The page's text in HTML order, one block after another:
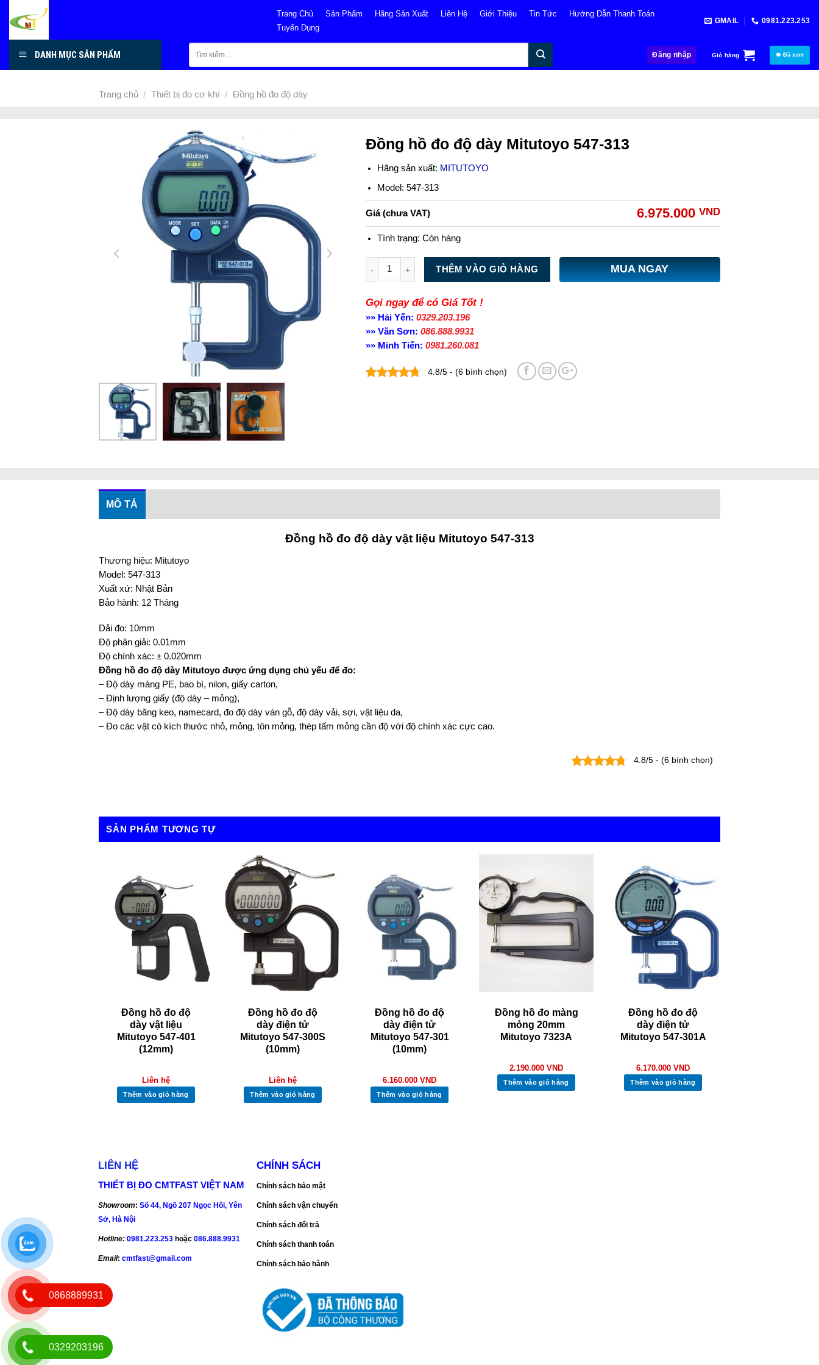
Trang Chủ Sản Phẩm Hãng Sản Xuất Liên Hệ Giới Thiệu Tin Tức
Hướng Dẫn Thanh Toán
Tuyển Dụng
GMAIL 0981.223.253
DANH MỤC SẢN PHẨM Đăng nhập Giỏ hàng 👁 Đã xem
Trang chủ / Thiết bị đo cơ khí / Đồng hồ đo độ dày
Đồng hồ đo độ dày Mitutoyo 547-313
Hãng sản xuất: MITUTOYO
Model: 547-313
Giá (chưa VAT) 6.975.000 VND
Tình trạng: Còn hàng
Số lượng
THÊM VÀO GIỎ HÀNG MUA NGAY
Gọi ngay để có Giá Tốt !
»» Hải Yến: 0329.203.196
»» Văn Sơn: 086.888.9931
»» Minh Tiến: 0981.260.081
4.8/5 - (6 bình chọn)
MÔ TẢ
Đồng hồ đo độ dày vật liệu Mitutoyo 547-313
Thương hiệu: Mitutoyo
Model: 547-313
Xuất xứ: Nhật Bản
Bảo hành: 12 Tháng
Dải đo: 10mm
Độ phân giải: 0.01mm
Độ chính xác: ± 0.020mm
Đồng hồ đo độ dày Mitutoyo được ứng dụng chủ yếu để đo:
– Độ dày màng PE, bao bì, nilon, giấy carton,
– Định lượng giấy (độ dày – mỏng),
– Độ dày băng keo, namecard, đo độ dày ván gỗ, độ dày vải, sợi, vật liệu da,
– Đo các vật có kích thước nhỏ, mỏng, tôn mỏng, thép tấm mỏng cần độ với độ chính xác cực cao.
4.8/5 - (6 bình chọn)
SẢN PHẨM TƯƠNG TỰ
Đồng hồ đo độ
dày vật liệu
Mitutoyo 547-401
(12mm)
Liên hệ
Thêm vào giỏ hàng
Đồng hồ đo độ
dày điện tử
Mitutoyo 547-300S
(10mm)
Liên hệ
Thêm vào giỏ hàng
Đồng hồ đo độ
dày điện tử
Mitutoyo 547-301
(10mm)
6.160.000 VND
Thêm vào giỏ hàng
Đồng hồ đo màng
mỏng 20mm
Mitutoyo 7323A
2.190.000 VND
Thêm vào giỏ hàng
Đồng hồ đo độ
dày điện tử
Mitutoyo 547-301A
6.170.000 VND
Thêm vào giỏ hàng
LIÊN HỆ
THIẾT BỊ ĐO CMTFAST VIỆT NAM
Showroom: Số 44, Ngõ 207 Ngọc Hồi, Yên
Sở, Hà Nội
Hotline: 0981.223.253 hoặc086.888.9931
Email: cmtfast@gmail.com
CHÍNH SÁCH
Chính sách bảo mật
Chính sách vận chuyển
Chính sách đổi trả
Chính sách thanh toán
Chính sách bảo hành
0868889931
0329203196